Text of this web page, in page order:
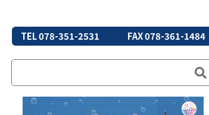
TEL 078-351-2531 FAX 078-361-1484